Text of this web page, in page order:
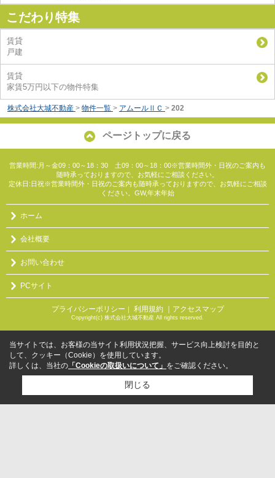
こだわり特集
賃貸
戸建
賃貸
家賃5万円以下の物件特集
株式会社大城不動産 > 物件一覧 > アムールⅡＣ > 202
ページトップに戻る
営業時間:月～金09：00～18：30 土09：00～18：00※営業時間外・日祝のご案内も
随時承っておりますので、お気軽にご相談ください。
定休日:日祝※営業時間外・日祝のご案内も随時承っておりますので、お気軽にご相談
ください。GW,年末年始
ホーム
会社概要
お問い合わせ
PCサイト
プライバシーポリシー ｜ 利用規約 ｜アクセスマップ
Copyright(c) 株式会社大城不動産 All rights reserved.
当サイトでは、お客様の当サイト利用状況把握、サービス向上検討を目的と
して、クッキー（Cookie）を使用しています。
詳しくは、当社の 「Cookieの取扱いについて」 をご確認ください。
閉じる